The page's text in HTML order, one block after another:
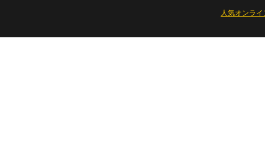
人気オンラ